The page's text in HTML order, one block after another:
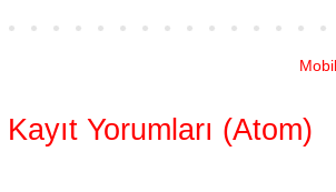
Kayıt Yorumları (Atom)